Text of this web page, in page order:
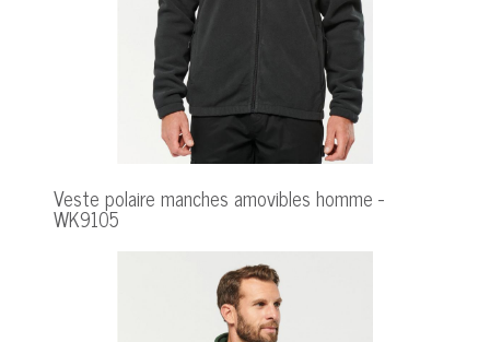
Veste polaire manches amovibles homme -
WK9105